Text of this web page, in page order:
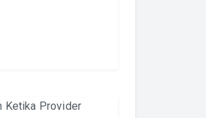
Ketika Provider